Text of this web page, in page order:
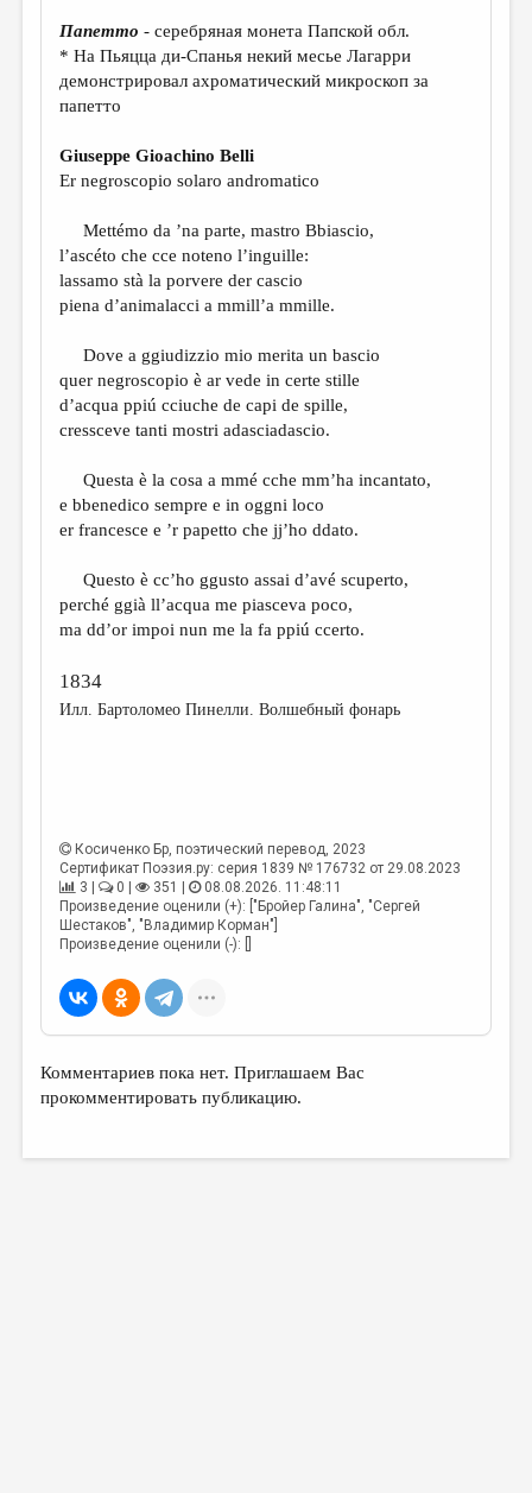
КУЛЬТУРОВЕДЕНИЕ
ПУБЛИЦИСТИКА
РЕЦЕНЗИРОВАНИЕ
ЦИКЛЫ ПУБЛИКАЦИЙ
ТРЕДИАКОВСКИЙ
МЕДИА
ВКОНТАКТЕ
Папетто - серебряная монета Папской обл.
* На Пьяцца ди-Спанья некий месье Лагарри
демонстрировал ахроматический микроскоп за
папетто
Giuseppe Gioachino Belli
Er negroscopio solaro andromatico
Mettémo da ’na parte, mastro Bbiascio,
l’ascéto che cce noteno l’inguille:
lassamo stà la porvere der cascio
piena d’animalacci a mmill’a mmille.
Dove a ggiudizzio mio merita un bascio
quer negroscopio è ar vede in certe stille
d’acqua ppiú cciuche de capi de spille,
cressceve tanti mostri adasciadascio.
Questa è la cosa a mmé cche mm’ha incantato,
e bbenedico sempre e in oggni loco
er francesce e ’r papetto che jj’ho ddato.
Questo è cc’ho ggusto assai d’avé scuperto,
perché ggià ll’acqua me piasceva poco,
ma dd’or impoi nun me la fa ppiú ccerto.
1834
Илл. Бартоломео Пинелли. Волшебный фонарь
Косиченко Бр, поэтический перевод, 2023
Сертификат Поэзия.ру: серия 1839 № 176732 от 29.08.2023
3 |
0 | 351 |
08.08.2026. 11:48:11
Произведение оценили (+): ["Бройер Галина", "Сергей
Шестаков", "Владимир Корман"]
Произведение оценили (-): []
Комментариев пока нет. Приглашаем Вас
прокомментировать публикацию.